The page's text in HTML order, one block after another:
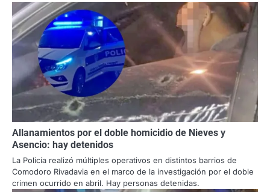
Allanamientos por el doble homicidio de Nieves y
Asencio: hay detenidos
La Policía realizó múltiples operativos en distintos barrios de
Comodoro Rivadavia en el marco de la investigación por el doble
crimen ocurrido en abril. Hay personas detenidas.